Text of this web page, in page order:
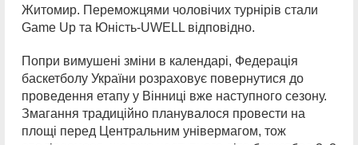
Житомир. Переможцями чоловічих турнірів стали
Game Up та Юність-UWELL відповідно.
Попри вимушені зміни в календарі, Федерація
баскетболу України розраховує повернутися до
проведення етапу у Вінниці вже наступного сезону.
Змагання традиційно планувалося провести на
площі перед Центральним універмагом, тож